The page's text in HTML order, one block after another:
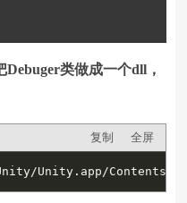
类做成一个dll，
复制 全屏
Unity.app/Contents/